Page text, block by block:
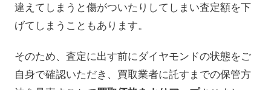
違えてしまうと傷がついたりしてしまい査定額を下
げてしまうこともあります。
そのため、査定に出す前にダイヤモンドの状態をご
自身で確認いただき、買取業者に託すまでの保管方